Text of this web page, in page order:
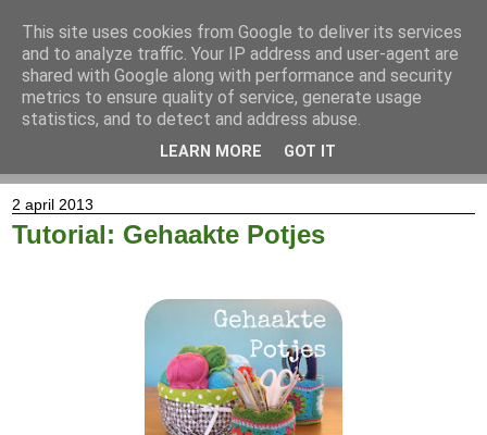
2 april 2013
Tutorial: Gehaakte Potjes
This site uses cookies from Google to deliver its services
and to analyze traffic. Your IP address and user-agent are
shared with Google along with performance and security
metrics to ensure quality of service, generate usage
statistics, and to detect and address abuse.
LEARN MORE GOT IT